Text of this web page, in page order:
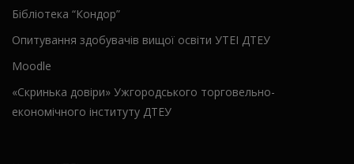
Бібліотека “Кондор”
Опитування здобувачів вищої освіти УТЕІ ДТЕУ
Moodle
«Скринька довіри» Ужгородського торговельно-
економічного інституту ДТЕУ